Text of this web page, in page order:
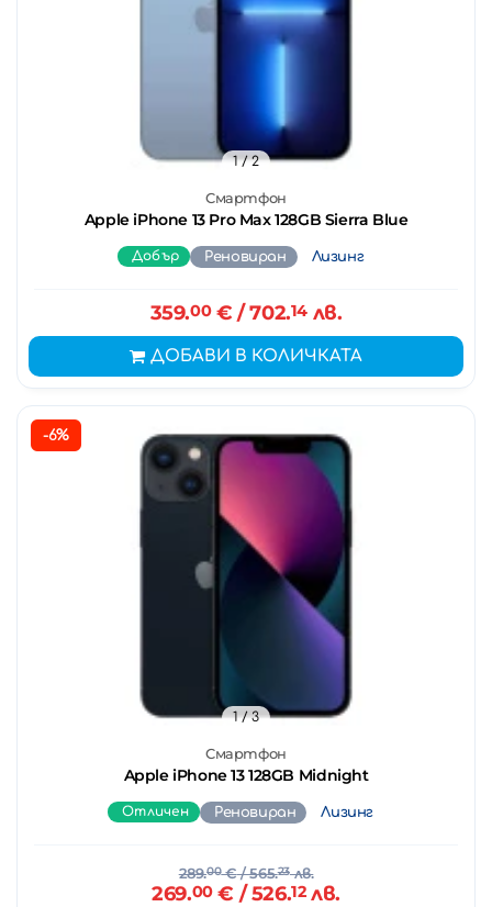
Смартфон
Apple iPhone 13 Pro Max 128GB Sierra Blue
1/ 2
Добър Реновиран Лизинг
359.00€ / 702.14лв.
ДОБАВИ В КОЛИЧКАТА
-6%
Смартфон
Apple iPhone 13 128GB Midnight
1/ 3
Отличен Реновиран Лизинг
289.00€/ 565.23лв.
269.00€ / 526.12лв.